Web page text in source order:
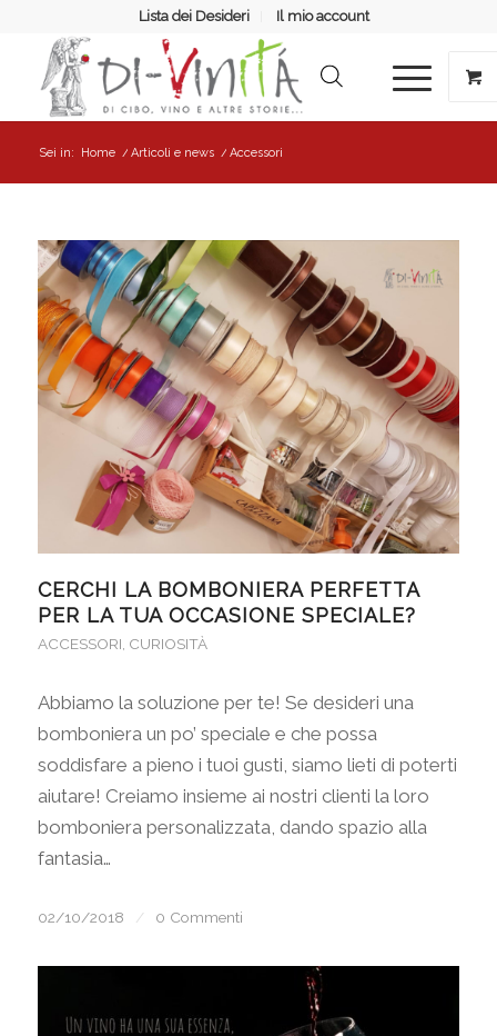
Lista dei Desideri Il mio account
Sei in: Home / Articoli e news / Accessori
CERCHI LA BOMBONIERA PERFETTA
PER LA TUA OCCASIONE SPECIALE?
ACCESSORI CURIOSITÀ
Abbiamo la soluzione per te! Se desideri una
bomboniera un po’ speciale e che possa
soddisfare a pieno i tuoi gusti, siamo lieti di poterti
aiutare! Creiamo insieme ai nostri clienti la loro
bomboniera personalizzata, dando spazio alla
fantasia…
02/10/2018 / 0 Commenti